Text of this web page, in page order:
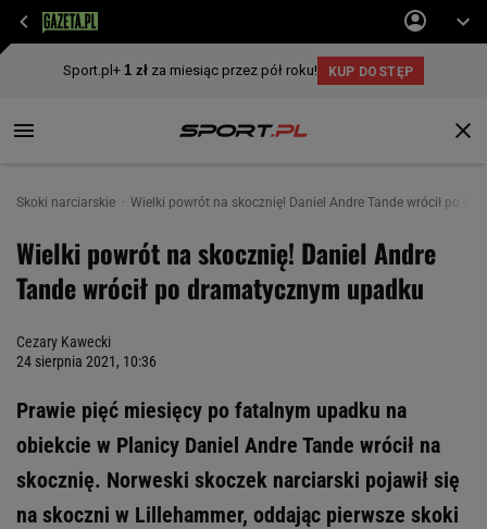
Skoki narciarskie Wielki powrót na skocznię! Daniel Andre Tande wrócił po
Wielki powrót na skocznię! Daniel Andre
Tande wrócił po dramatycznym upadku
Cezary Kawecki
24 sierpnia 2021, 10:36
Prawie pięć miesięcy po fatalnym upadku na
obiekcie w Planicy Daniel Andre Tande wrócił na
skocznię. Norweski skoczek narciarski pojawił się
na skoczni w Lillehammer, oddając pierwsze skoki